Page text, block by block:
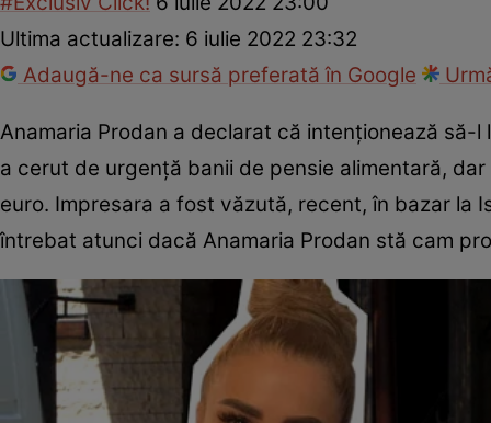
Ultima actualizare: 6 iulie 2022 23:32
Adaugă-ne ca sursă preferată în Google
Anamaria Prodan a declarat că intenționează
a cerut de urgență banii de pensie alimentară,
euro. Impresara a fost văzută, recent, în bazar la
întrebat atunci dacă Anamaria Prodan stă cam